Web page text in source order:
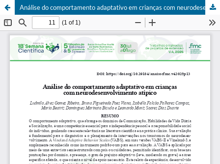
Análise do comportamento adaptativo em crianças com neurodesenvolvimento atípico